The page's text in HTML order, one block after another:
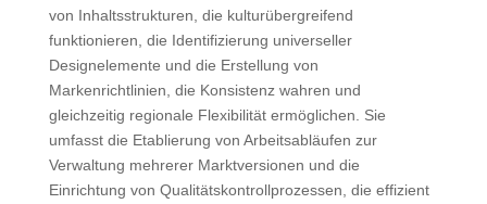
von Inhaltsstrukturen, die kulturübergreifend
funktionieren, die Identifizierung universeller
Designelemente und die Erstellung von
Markenrichtlinien, die Konsistenz wahren und
gleichzeitig regionale Flexibilität ermöglichen. Sie
umfasst die Etablierung von Arbeitsabläufen zur
Verwaltung mehrerer Marktversionen und die
Einrichtung von Qualitätskontrollprozessen, die effizient